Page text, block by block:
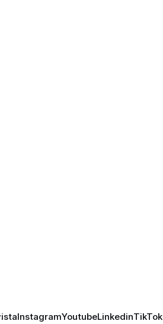
InstagramYoutubeLinkedinTikTok